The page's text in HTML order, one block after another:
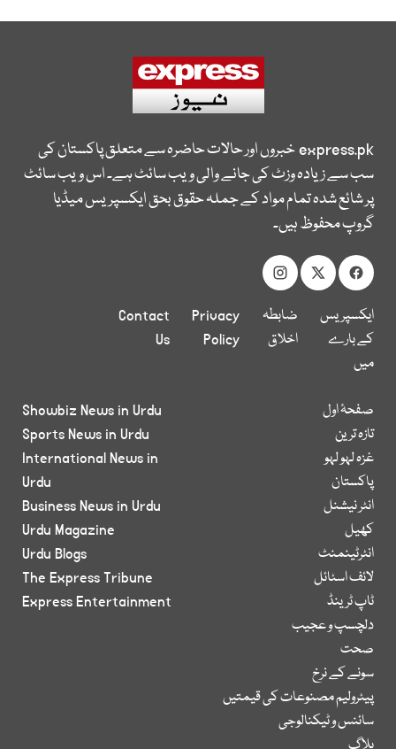
express.pkخبروں اور حالات حاضرہ سے متعلق پاکستان کی
سب سے زیادہ وزٹ کی جانے والی ویب سائٹ ہے۔ اس ویب سائٹ
پر شائع شدہ تمام مواد کے جملہ حقوق بحق ایکسپریس میڈیا
گروپ محفوظ ہیں۔
ایکسپریس
کے بارے
میں
ضابطہ
اخلاق
Privacy
Policy
Contact
Us
صفحۂ اول
تازہ ترین
غزہ لہو لہو
پاکستان
انٹر نیشنل
کھیل
انٹرٹینمنٹ
لائف اسٹائل
ٹاپ ٹرینڈ
دلچسپ و عجیب
صحت
سونے کے نرخ
پیٹرولیم مصنوعات کی قیمتیں
سائنس و ٹیکنالوجی
Showbiz News in Urdu
Sports News in Urdu
International News in
Urdu
Business News in Urdu
Urdu Magazine
Urdu Blogs
The Express Tribune
Express Entertainment